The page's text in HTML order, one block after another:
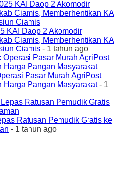
KAI Daop 2 Akomodir
Ciamis, Memberhentikan KA
Ciamis - 1 tahun ago
Pasar Murah AgriPost
Harga Pangan Masyarakat- 1
Ratusan Pemudik Gratis ke
- 1 tahun ago